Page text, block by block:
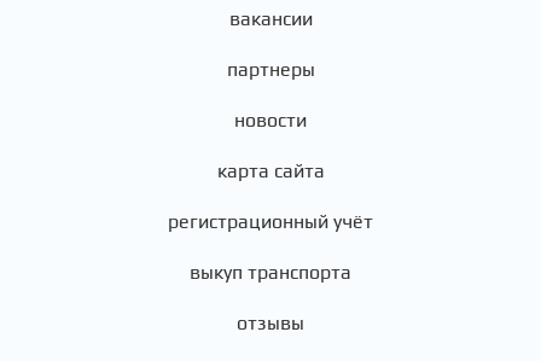
вакансии
партнеры
новости
карта сайта
регистрационный учёт
выкуп транспорта
отзывы